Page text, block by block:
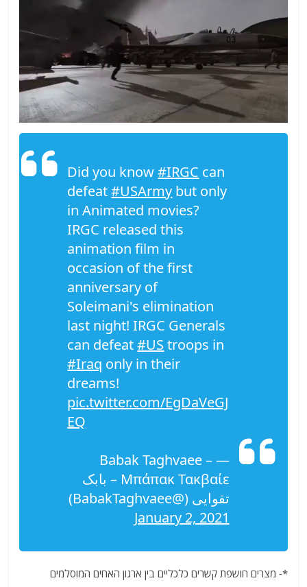
Did you know#IRGC can
defeat#USArmy but only
in Animated movies?
IRGC released this
animation film in
occasion of the first
anniversary of
Soleimani's elimination
last night! IRGC Generals
can defeat#US troops in
#Iraq only in their
dreams!
pic.twitter.com/EgDaVeGJ
EQ
— Babak Taghvaee –
Μπάπακ Τακβαίε – بابک
تقوایی (@BabakTaghvaee)
January 2, 2021
*- מצרים חושפת קשרים כלכליים בין ארגון האחים המוסלמים